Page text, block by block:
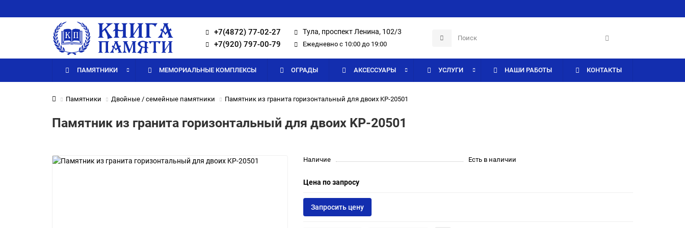
+7(4872) 77-02-27
+7(920) 797-00-79
Тула, проспект Ленина, 102/3
Ежедневно с 10:00 до 19:00
ПАМЯТНИКИ МЕМОРИАЛЬНЫЕ КОМПЛЕКСЫ ОГРАДЫ АКСЕССУАРЫ УСЛУГИ НАШИ РАБОТЫ КОНТАКТЫ
Памятники Двойные / семейные памятники Памятник из гранита горизонтальный для двоих KP-20501
Памятник из гранита горизонтальный для двоих KP-20501
Наличие Есть в наличии
Цена по запросу
Запросить цену